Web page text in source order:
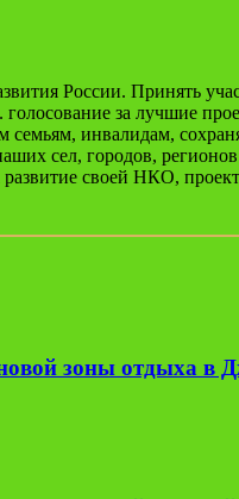
России. Принять
за лучшие
инвалидам,
сел, городов,
своей НКО,
зоны отдыха в